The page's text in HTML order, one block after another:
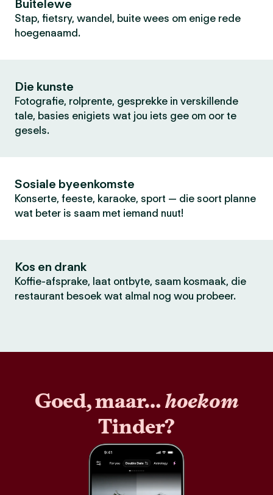
Buitelewe
Stap, fietsry, wandel, buite wees om enige rede
hoegenaamd.
Die kunste
Fotografie, rolprente, gesprekke in verskillende
tale, basies enigiets wat jou iets gee om oor te
gesels.
Sosiale byeenkomste
Konserte, feeste, karaoke, sport — die soort planne
wat beter is saam met iemand nuut!
Kos en drank
Koffie-afsprake, laat ontbyte, saam kosmaak, die
restaurant besoek wat almal nog wou probeer.
Goed, maar…hoekom
Tinder?